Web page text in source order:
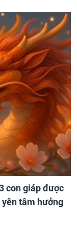
con giáp được
yên tâm hưởng